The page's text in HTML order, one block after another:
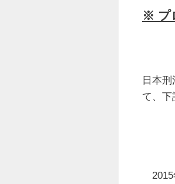
※ プ
日本
て、下
2015